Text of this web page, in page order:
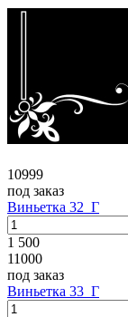
10999
под заказ
Виньетка 32_Г
1 500
11000
под заказ
Виньетка 33_Г